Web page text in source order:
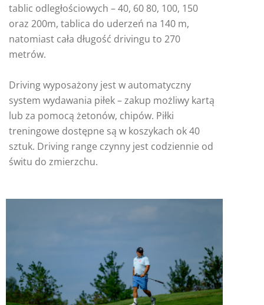
tablic odległościowych – 40, 60 80, 100, 150
oraz 200m, tablica do uderzeń na 140 m,
natomiast cała długość drivingu to 270
metrów.
Driving wyposażony jest w automatyczny
system wydawania piłek – zakup możliwy kartą
lub za pomocą żetonów, chipów. Piłki
treningowe dostępne są w koszykach ok 40
sztuk. Driving range czynny jest codziennie od
świtu do zmierzchu.